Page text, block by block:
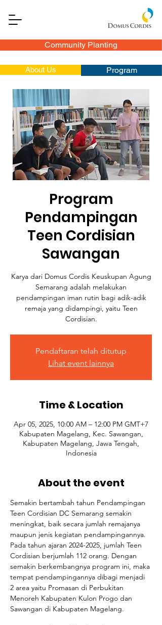
Community Planting
About Us Program
Program
Pendampingan
Teen Cordisian
Sawangan
Karya dari Domus Cordis Keuskupan Agung
Semarang adalah melakukan
pendampingan iman rutin bagi adik-adik
remaja yang didampingi, yaitu Teen
Cordisian.
Pendaftaran telah ditutup
Lihat event lainnya
Time & Location
Apr 05, 2025, 10:00 AM – 12:00 PM GMT+7
Kabupaten Magelang, Kec. Sawangan,
Kabupaten Magelang, Jawa Tengah,
Indonesia
About the event
Semakin bertambah tahun Pendampingan
Teen Cordisian DC Semarang semakin
meningkat, baik secara jumlah remajanya
maupun jenis kegiatan pendampingannya.
Pada tahun ajaran 2024-2025, jumlah Teen
Cordisian berjumlah 112 orang. Dengan
semakin berkembangnya program ini, maka
tempat pendampingannya dibagi menjadi
2 area yaitu Promasan di Perbukitan
Menoreh Kabupaten Kulon Progo dan
Sawangan di Kabupaten Magelang.